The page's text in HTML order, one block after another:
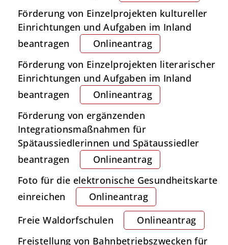
Förderung von Einzelprojekten kultureller
Einrichtungen und Aufgaben im Inland
beantragen
Onlineantrag
Förderung von Einzelprojekten literarischer
Einrichtungen und Aufgaben im Inland
beantragen
Onlineantrag
Förderung von ergänzenden
Integrationsmaßnahmen für
Spätaussiedlerinnen und Spätaussiedler
beantragen
Onlineantrag
Foto für die elektronische Gesundheitskarte
einreichen
Onlineantrag
Freie Waldorfschulen
Onlineantrag
Freistellung von Bahnbetriebszwecken für